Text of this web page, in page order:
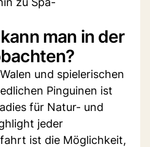
man in der
und spielerischen
Pinguinen ist
für Natur- und
jeder
ist die Möglichkeit,